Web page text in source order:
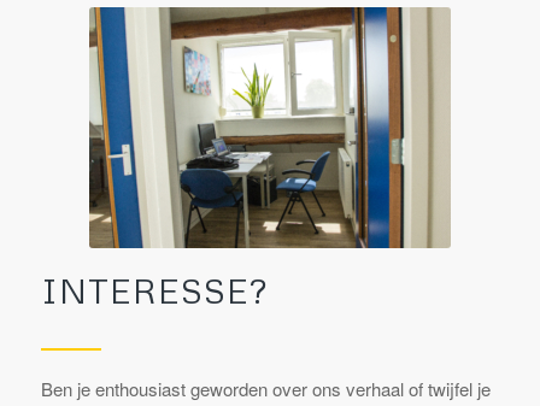
INTERESSE?
Ben je enthousiast geworden over ons verhaal of twijfel je